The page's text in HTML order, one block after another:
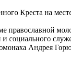
Креста на
православной
и социального
Андрея